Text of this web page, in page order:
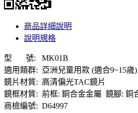
商品詳細說明
說明規格
型 號: MK01B
適用類群: 亞洲兒童用款 (適合9~15歲)
鏡片材質: 高清偏光TAC鏡片
鏡框材質: 前框: 銅合金金屬 鏡腳: 銅
商檢編號: D64997